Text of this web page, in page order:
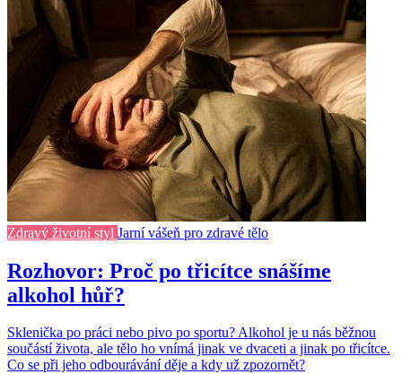
Zdravý životní styl Jarní vášeň pro zdravé tělo
Rozhovor: Proč po třicítce snášíme
alkohol hůř?
Sklenička po práci nebo pivo po sportu? Alkohol je u nás běžnou
součástí života, ale tělo ho vnímá jinak ve dvaceti a jinak po třicítce.
Co se při jeho odbourávání děje a kdy už zpozornět?